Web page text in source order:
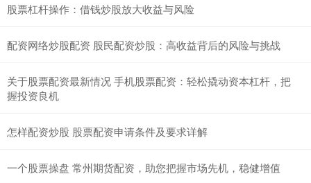
股票杠杆操作：借钱炒股放大收益与风险
配资网络炒股配资 股民配资炒股：高收益背后的风险与挑战
关于股票配资最新情况 手机股票配资：轻松撬动资本杠杆，把
握投资良机
怎样配资炒股 股票配资申请条件及要求详解
一个股票操盘 常州期货配资，助您把握市场先机，稳健增值